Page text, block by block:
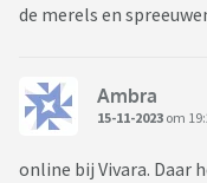
de merels en
Ambra
15-11-2023 om
online bij Vivara. Daar